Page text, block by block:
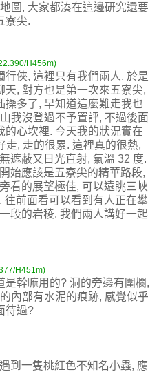
圖, 大家都湊在這邊研究還要
寮尖.
H456m)
行俠, 這裡只有我們兩人, 於是
天, 對方也是第一次來五寮尖,
操多了, 早知道這麼難走我也
我沒登過不予置評, 不過後面
的心坎裡. 今天我的狀況實在
走, 走的很累. 這裡真的很熱,
遮蔽又日光直射, 氣溫 32 度.
始應該是五寮尖的精華路段,
看的展望極佳, 可以遠眺三峽
往前面看可以看到有人正在攀
段的岩稜. 我們兩人講好一起
H451m)
是幹嘛用的? 洞的旁邊有圍欄,
內部有水泥的痕跡, 感覺似乎
待過?
到一隻桃紅色不知名小蟲, 應